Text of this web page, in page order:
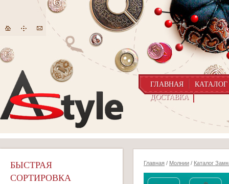
ГЛАВНАЯ
КАТАЛОГ
ДОСТАВКА
БЫСТРАЯ
СОРТИРОВКА
Главная / Молнии / Каталог